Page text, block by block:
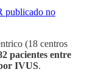
publicado no
(18 centros
pacientes entre
IVUS.